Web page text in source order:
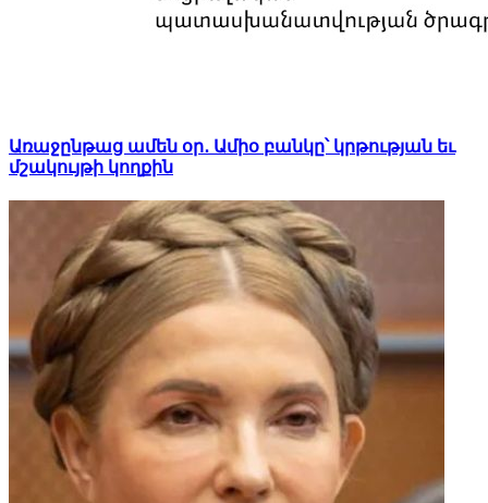
Առաջընթաց ամեն օր․ Ամիօ բանկը՝ կրթության եւ
մշակույթի կողքին